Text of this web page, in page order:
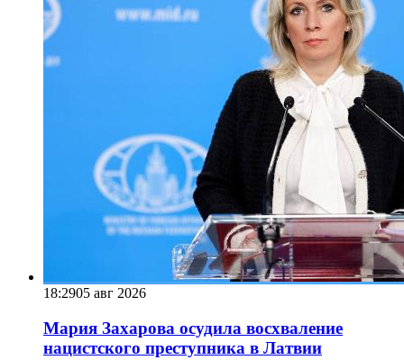
18:2905 авг 2026
Мария Захарова осудила восхваление
нацистского преступника в Латвии